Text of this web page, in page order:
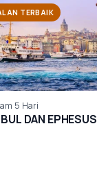
TERBAIK
5 Hari
DAN EPHESUS